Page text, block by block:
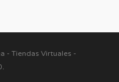
- Tiendas Virtuales -
.